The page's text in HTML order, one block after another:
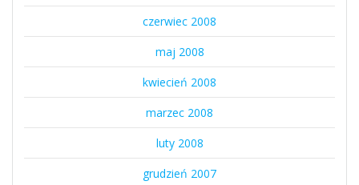
czerwiec 2008
maj 2008
kwiecień 2008
marzec 2008
luty 2008
grudzień 2007